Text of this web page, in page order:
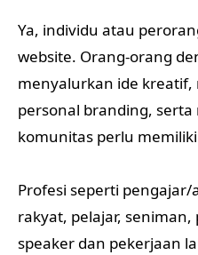
Ya, individu atau
website. Orang-orang
menyalurkan ide
personal branding,
komunitas perlu
Profesi seperti pengajar/
rakyat, pelajar,
speaker dan pekerjaan